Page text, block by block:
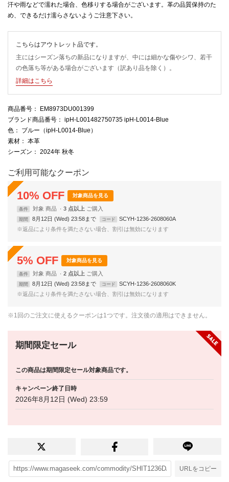
汗や雨などで濡れた場合、色移りする場合がございます。革の品質保持のた
め、できるだけ濡らさないようご注意下さい。
こちらはアウトレット品です。
主にはシーズン落ちの新品になりますが、中には細かな傷やシワ、若干
の色落ち等がある場合がございます（訳あり品を除く）。
詳細はこちら
商品番号 ： EM8973DU001399
ブランド商品番号 ： ipH-L001482750735 ipH-L0014-Blue
色 ： ブルー（ipH-L0014-Blue）
素材 ： 本革
シーズン ： 2024年 秋冬
ご利用可能なクーポン
10% OFF 対象商品を見る
条件 対象 商品 3 点以上
期間 8月12日 (Wed) 23:58まで コード
SCYH-1236-2608060A
※返品により条件を満たさない場合、割引は無効になります
5% OFF 対象商品を見る
条件 対象 商品 2 点以上
期間 8月12日 (Wed) 23:58まで コード
SCYH-1236-2608060K
※返品により条件を満たさない場合、割引は無効になります
※1回のご注文に使えるクーポンは1つです。注文後の適用はできません。
期間限定セール
この商品は期間限定セール対象商品です。
キャンペーン終了日時
2026年8月12日 (Wed) 23:59
URLをコピー